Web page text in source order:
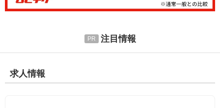
注目情報
求人情報